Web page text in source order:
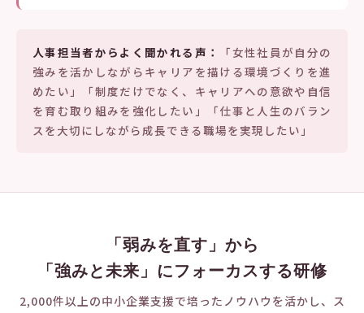
人事担当者からよく聞かれる声：
「女性社員が自分の
強みを活かしながらキャリアを描ける環境づくりを進
めたい」「制度だけでなく、キャリアへの意欲や自信
を育む取り組みを強化したい」「仕事と人生のバラン
スを大切にしながら成長できる職場を実現したい」
「弱みを直す」から
「強みと未来」にフォーカスする研修
2,000件以上の中小企業支援で培ったノウハウを活かし、ス